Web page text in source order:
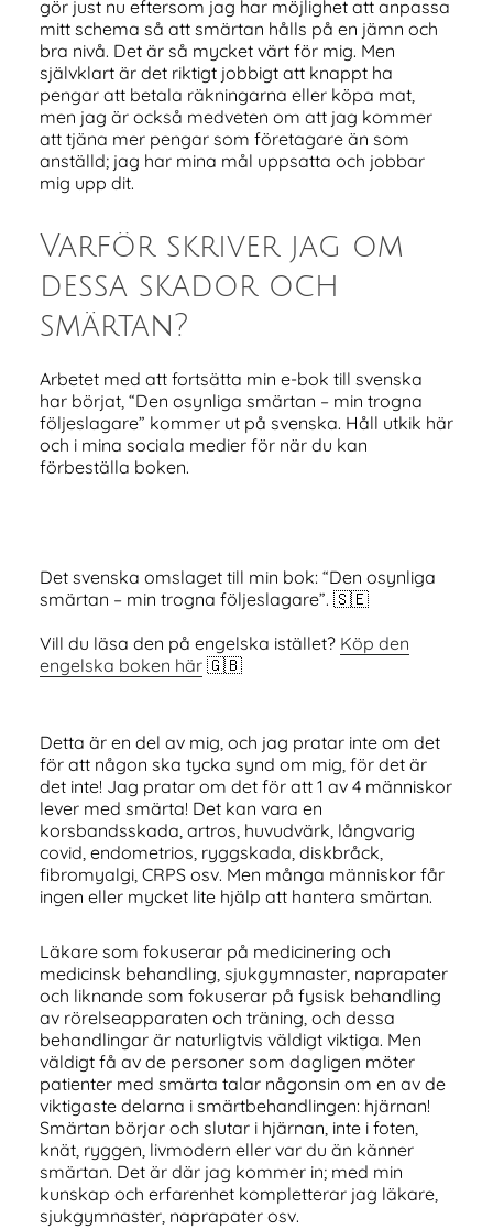
gör just nu eftersom jag har möjlighet att anpassa
mitt schema så att smärtan hålls på en jämn och
bra nivå. Det är så mycket värt för mig. Men
självklart är det riktigt jobbigt att knappt ha
pengar att betala räkningarna eller köpa mat,
men jag är också medveten om att jag kommer
att tjäna mer pengar som företagare än som
anställd; jag har mina mål uppsatta och jobbar
mig upp dit.
Varför skriver jag om
dessa skador och
smärtan?
Arbetet med att fortsätta min e-bok till svenska
har börjat, “Den osynliga smärtan – min trogna
följeslagare” kommer ut på svenska. Håll utkik här
och i mina sociala medier för när du kan
förbeställa boken.
Det svenska omslaget till min bok: “Den osynliga
smärtan – min trogna följeslagare”. 🇸🇪
Vill du läsa den på engelska istället? Köp den
engelska boken här🇬🇧
Detta är en del av mig, och jag pratar inte om det
för att någon ska tycka synd om mig, för det är
det inte! Jag pratar om det för att 1 av 4 människor
lever med smärta! Det kan vara en
korsbandsskada, artros, huvudvärk, långvarig
covid, endometrios, ryggskada, diskbråck,
fibromyalgi, CRPS osv. Men många människor får
ingen eller mycket lite hjälp att hantera smärtan.
Läkare som fokuserar på medicinering och
medicinsk behandling, sjukgymnaster, naprapater
och liknande som fokuserar på fysisk behandling
av rörelseapparaten och träning, och dessa
behandlingar är naturligtvis väldigt viktiga. Men
väldigt få av de personer som dagligen möter
patienter med smärta talar någonsin om en av de
viktigaste delarna i smärtbehandlingen: hjärnan!
Smärtan börjar och slutar i hjärnan, inte i foten,
knät, ryggen, livmodern eller var du än känner
smärtan. Det är där jag kommer in; med min
kunskap och erfarenhet kompletterar jag läkare,
sjukgymnaster, naprapater osv.